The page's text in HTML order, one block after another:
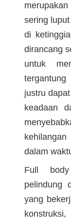
sering
di
dirancang
untuk
justru
keadaan
dalam
Full
pelindung
yang